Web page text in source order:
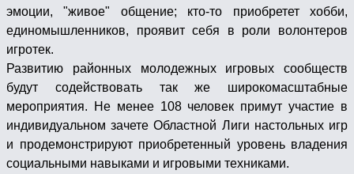
эмоции, "живое" общение; кто-то приобретет хобби,
единомышленников, проявит себя в роли волонтеров
игротек.
Развитию районных молодежных игровых сообществ
будут содействовать так же широкомасштабные
мероприятия. Не менее 108 человек примут участие в
индивидуальном зачете Областной Лиги настольных игр
и продемонстрируют приобретенный уровень владения
социальными навыками и игровыми техниками.